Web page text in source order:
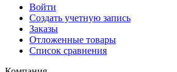
Войти
Создать учетную запись
Заказы
Отложенные товары
Список сравнения